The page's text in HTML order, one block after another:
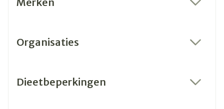
Organisaties
Dieetbeperkingen